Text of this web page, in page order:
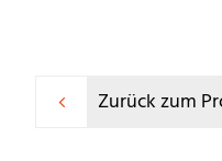
Zurück zum